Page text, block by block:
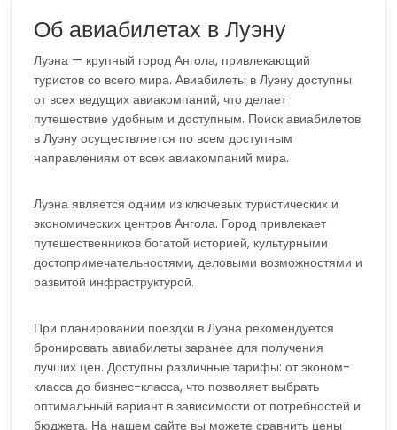
Об авиабилетах в Луэну
Луэна — крупный город Ангола, привлекающий
туристов со всего мира. Авиабилеты в Луэну доступны
от всех ведущих авиакомпаний, что делает
путешествие удобным и доступным. Поиск авиабилетов
в Луэну осуществляется по всем доступным
направлениям от всех авиакомпаний мира.
Луэна является одним из ключевых туристических и
экономических центров Ангола. Город привлекает
путешественников богатой историей, культурными
достопримечательностями, деловыми возможностями и
развитой инфраструктурой.
При планировании поездки в Луэна рекомендуется
бронировать авиабилеты заранее для получения
лучших цен. Доступны различные тарифы: от эконом-
класса до бизнес-класса, что позволяет выбрать
оптимальный вариант в зависимости от потребностей и
бюджета. На нашем сайте вы можете сравнить цены